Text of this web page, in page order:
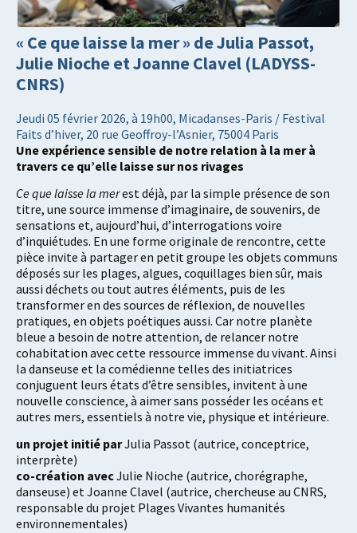
« Ce que laisse la mer » de Julia Passot,
Julie Nioche et Joanne Clavel (LADYSS-
CNRS)
Jeudi 05 février 2026, à 19h00, Micadanses-Paris / Festival
Faits d’hiver, 20 rue Geoffroy-l’Asnier, 75004 Paris
Une expérience sensible de notre relation à la mer à
travers ce qu’elle laisse sur nos rivages
Ce que laisse la merest déjà, par la simple présence de son
titre, une source immense d’imaginaire, de souvenirs, de
sensations et, aujourd’hui, d’interrogations voire
d’inquiétudes. En une forme originale de rencontre, cette
pièce invite à partager en petit groupe les objets communs
déposés sur les plages, algues, coquillages bien sûr, mais
aussi déchets ou tout autres éléments, puis de les
transformer en des sources de réflexion, de nouvelles
pratiques, en objets poétiques aussi. Car notre planète
bleue a besoin de notre attention, de relancer notre
cohabitation avec cette ressource immense du vivant. Ainsi
la danseuse et la comédienne telles des initiatrices
conjuguent leurs états d’être sensibles, invitent à une
nouvelle conscience, à aimer sans posséder les océans et
autres mers, essentiels à notre vie, physique et intérieure.
un projet initié parJulia Passot (autrice, conceptrice,
interprète)
co-création avecJulie Nioche (autrice, chorégraphe,
danseuse) et Joanne Clavel (autrice, chercheuse au CNRS,
responsable du projet Plages Vivantes humanités
environnementales)